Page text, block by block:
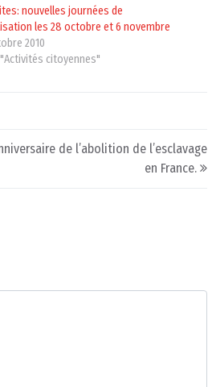
nouvelles journées de
les 28 octobre et 6 novembre
2010
citoyennes"
de l’abolition de l’esclavage
en France.